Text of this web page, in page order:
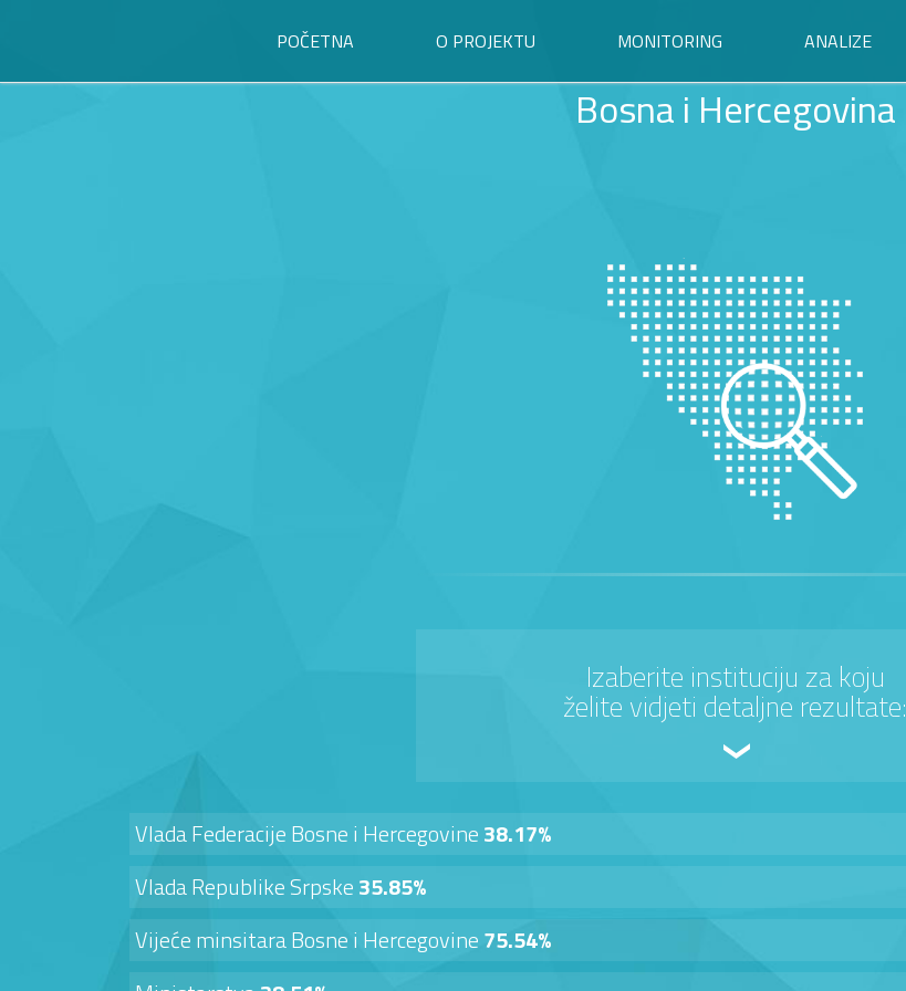
POČETNA O PROJEKTU MONITORING ANALIZE
Bosna i Hercegovina
Izaberite instituciju za koju
želite vidjeti detaljne rezultate:
Vlada Federacije Bosne i Hercegovine38.17%
Vlada Republike Srpske35.85%
Vijeće minsitara Bosne i Hercegovine75.54%